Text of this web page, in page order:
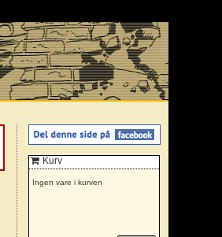
Kurv
Ingen vare i kurven